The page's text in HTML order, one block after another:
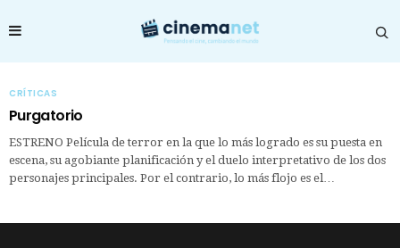
CRÍTICAS
Purgatorio
ESTRENO Película de terror en la que lo más logrado es su puesta en
escena, su agobiante planificación y el duelo interpretativo de los dos
personajes principales. Por el contrario, lo más flojo es el…